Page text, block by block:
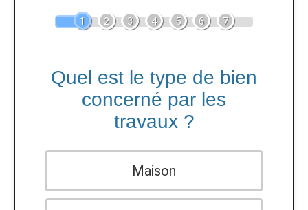
1 2 3 4 5 6 7
Quel est le type de bien
concerné par les
travaux ?
Maison